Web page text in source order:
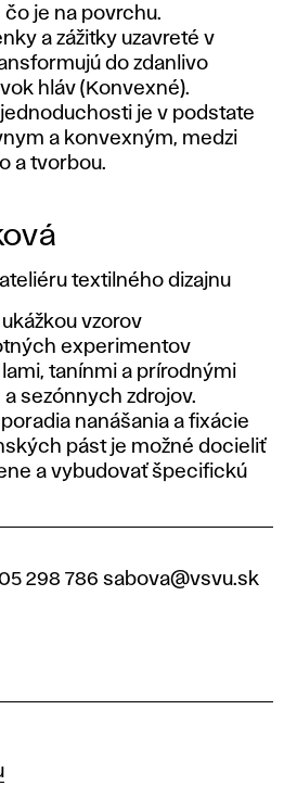
je na povrchu.
a zážitky uzavreté v
do zdanlivo
hláv (Konvexné).
je v podstate
a konvexným, medzi
a tvorbou.
textilného dizajnu
vzorov
experimentov
tanínmi a prírodnými
sezónnych zdrojov.
nanášania a fixácie
pást je možné docieliť
a vybudovať špecifickú
298 786 sabova@vsvu.sk